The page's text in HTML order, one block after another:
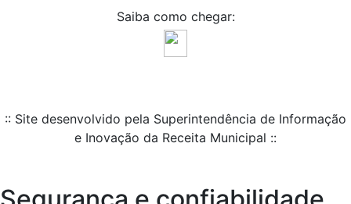
Saiba como chegar:
:: Site desenvolvido pela Superintendência de Informação
e Inovação da Receita Municipal ::